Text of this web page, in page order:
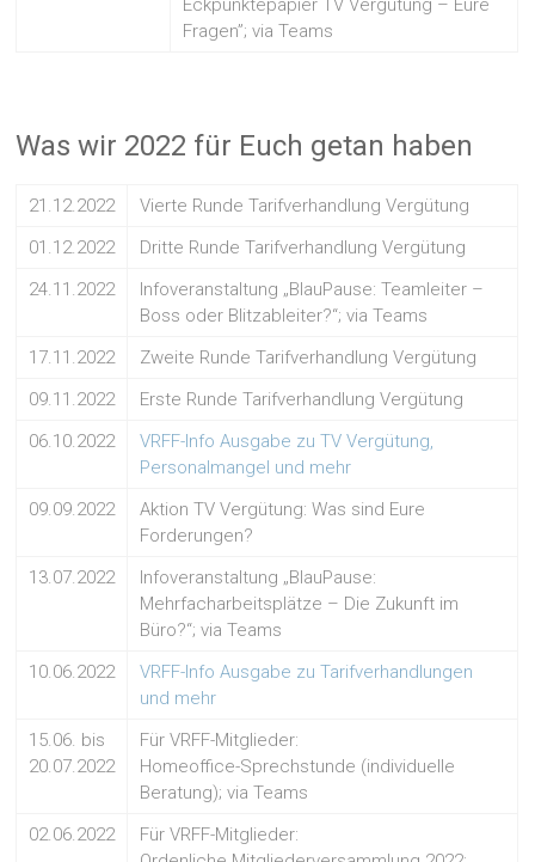
Fragen”; via Teams
Was wir 2022 für Euch getan haben
21.12.2022
Vierte Runde Tarifverhandlung Vergütung
01.12.2022
Dritte Runde Tarifverhandlung Vergütung
24.11.2022
Infoveranstaltung „BlauPause: Teamleiter –
Boss oder Blitzableiter?“; via Teams
17.11.2022
Zweite Runde Tarifverhandlung Vergütung
09.11.2022
Erste Runde Tarifverhandlung Vergütung
06.10.2022
VRFF-Info Ausgabe zu TV Vergütung,
Personalmangel und mehr
09.09.2022
Aktion TV Vergütung: Was sind Eure
Forderungen?
13.07.2022
Infoveranstaltung „BlauPause:
Mehrfacharbeitsplätze – Die Zukunft im
Büro?“; via Teams
10.06.2022
VRFF-Info Ausgabe zu Tarifverhandlungen
und mehr
15.06. bis
20.07.2022
Für VRFF-Mitglieder:
Homeoffice-Sprechstunde (individuelle
Beratung); via Teams
02.06.2022
Für VRFF-Mitglieder: